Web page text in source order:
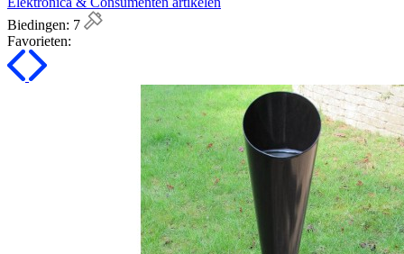
Biedingen: 7
Favorieten: